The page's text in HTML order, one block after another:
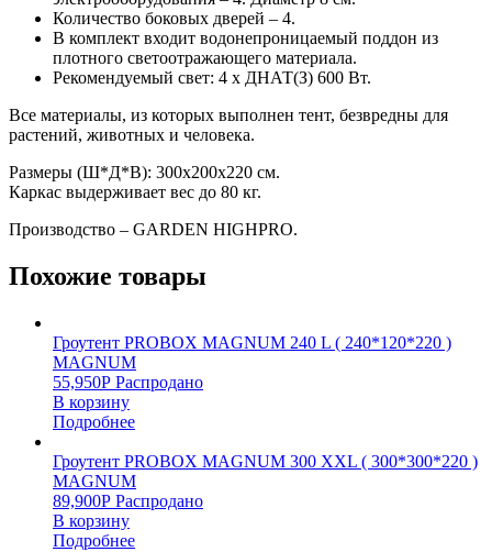
Количество боковых дверей – 4.
В комплект входит водонепроницаемый поддон из
плотного светоотражающего материала.
Рекомендуемый свет: 4 х ДНАТ(З) 600 Вт.
Все материалы, из которых выполнен тент, безвредны для
растений, животных и человека.
Размеры (Ш*Д*В): 300х200х220 см.
Каркас выдерживает вес до 80 кг.
Производство – GARDEN HIGHPRO.
Похожие товары
Гроутент PROBOX MAGNUM 240 L ( 240*120*220 )
MAGNUM
55,950Р Распродано
В корзину
Подробнее
Гроутент PROBOX MAGNUM 300 XXL ( 300*300*220 )
MAGNUM
89,900Р Распродано
В корзину
Подробнее